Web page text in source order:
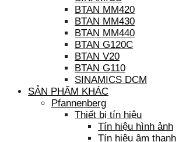
BTAN MM420
BTAN MM430
BTAN MM440
BTAN G120C
BTAN V20
BTAN G110
SINAMICS DCM
SẢN PHẨM KHÁC
Pfannenberg
Thiết bị tín hiệu
Tín hiệu hình ảnh
Tín hiệu âm thanh